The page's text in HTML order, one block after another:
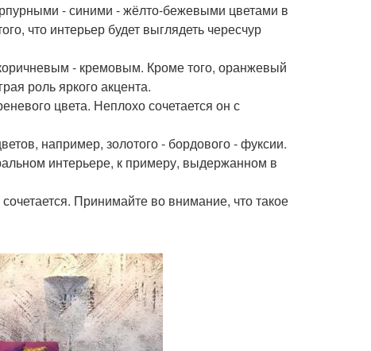
- синими - жёлто-бежевыми цветами в
что интерьер будет выглядеть чересчур
- кремовым. Кроме того, оранжевый
роль яркого акцента.
цвета. Неплохо сочетается он с
например, золотого - бордового - фуксии.
интерьере, к примеру, выдержанном в
Принимайте во внимание, что такое